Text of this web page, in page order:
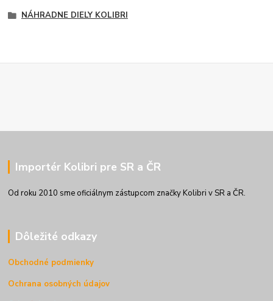
NÁHRADNE DIELY KOLIBRI
Importér Kolibri pre SR a ČR
Od roku 2010 sme oficiálnym zástupcom značky Kolibri v SR a ČR.
Dôležité odkazy
Obchodné podmienky
Ochrana osobných údajov